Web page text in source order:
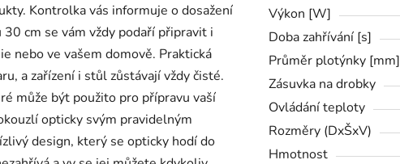
Kontrolka vás informuje o dosažení
cm se vám vždy podaří připravit i
nebo ve vašem domově. Praktická
a zařízení i stůl zůstávají vždy čisté.
může být použito pro přípravu vaší
opticky svým pravidelným
design, který se opticky hodí do
Výkon [W]
Doba zahřívání [s]
Průměr plotýnky [mm]
Zásuvka na drobky
Ovládání teploty
Rozměry (DxŠxV)
Hmotnost